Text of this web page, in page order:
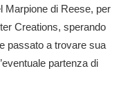
Marpione di Reese, per
Creations, sperando
passato a trovare sua
partenza di